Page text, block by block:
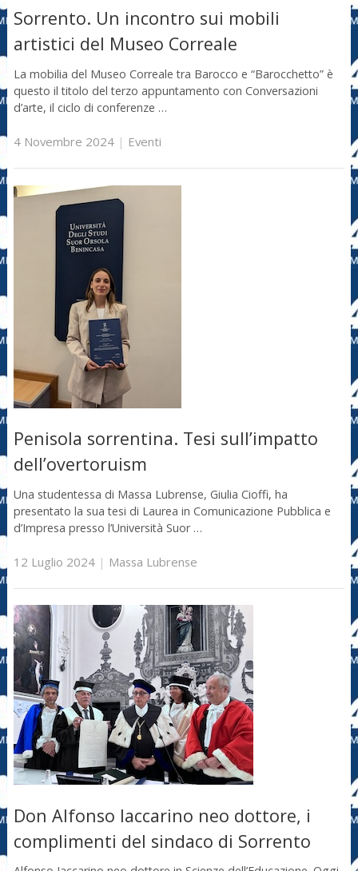
Sorrento. Un incontro sui mobili
artistici del Museo Correale
La mobilia del Museo Correale tra Barocco e “Barocchetto” è
questo il titolo del terzo appuntamento con Conversazioni
d’arte, il ciclo di conferenze …
4 Novembre 2024| Eventi
Penisola sorrentina. Tesi sull’impatto
dell’overtoruism
Una studentessa di Massa Lubrense, Giulia Cioffi, ha
presentato la sua tesi di Laurea in Comunicazione Pubblica e
d’Impresa presso l’Università Suor …
12 Luglio 2024| Massa Lubrense
Don Alfonso Iaccarino neo dottore, i
complimenti del sindaco di Sorrento